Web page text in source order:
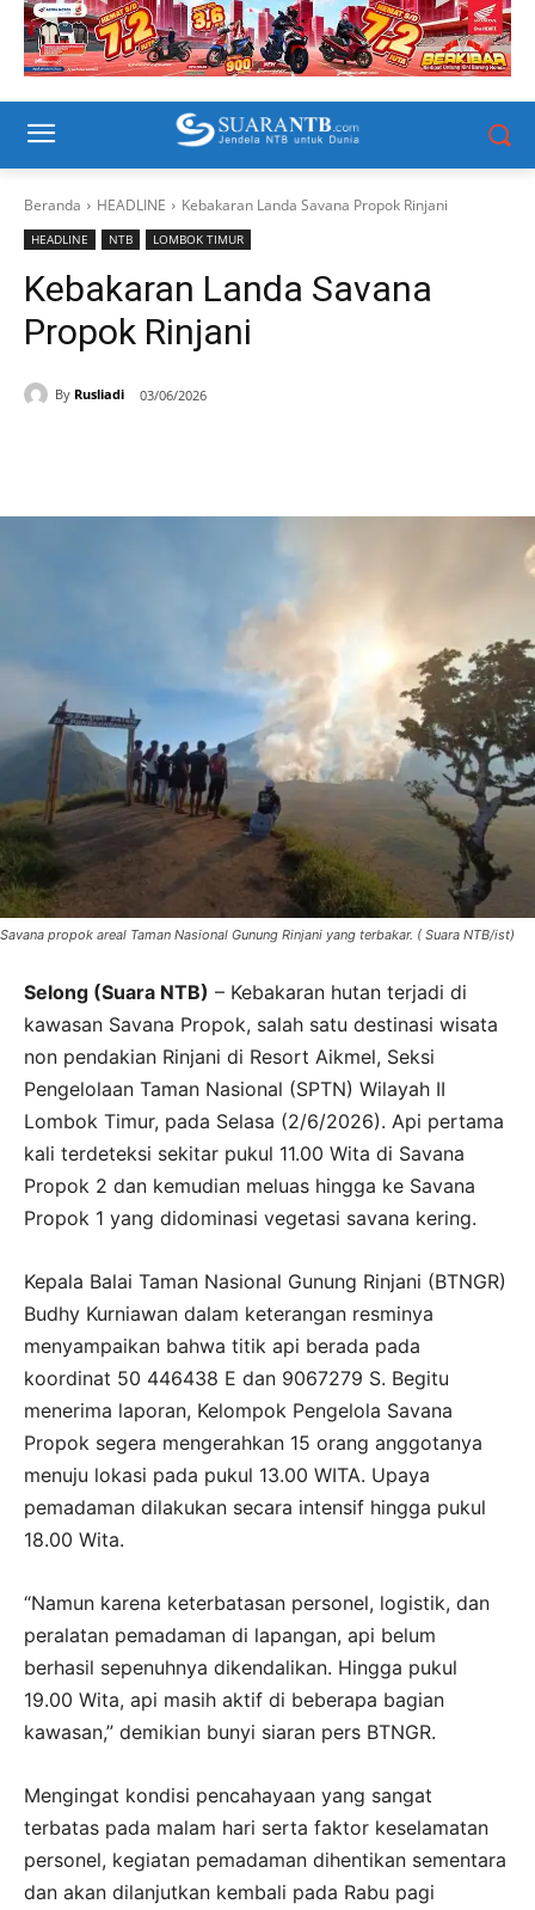
Beranda HEADLINE Kebakaran Landa Savana Propok Rinjani
HEADLINE NTB LOMBOK TIMUR
Kebakaran Landa Savana
Propok Rinjani
By Rusliadi 03/06/2026
Savana propok areal Taman Nasional Gunung Rinjani yang terbakar. ( Suara NTB/ist)
Selong (Suara NTB) – Kebakaran hutan terjadi di
kawasan Savana Propok, salah satu destinasi wisata
non pendakian Rinjani di Resort Aikmel, Seksi
Pengelolaan Taman Nasional (SPTN) Wilayah II
Lombok Timur, pada Selasa (2/6/2026). Api pertama
kali terdeteksi sekitar pukul 11.00 Wita di Savana
Propok 2 dan kemudian meluas hingga ke Savana
Propok 1 yang didominasi vegetasi savana kering.
Kepala Balai Taman Nasional Gunung Rinjani (BTNGR)
Budhy Kurniawan dalam keterangan resminya
menyampaikan bahwa titik api berada pada
koordinat 50 446438 E dan 9067279 S. Begitu
menerima laporan, Kelompok Pengelola Savana
Propok segera mengerahkan 15 orang anggotanya
menuju lokasi pada pukul 13.00 WITA. Upaya
pemadaman dilakukan secara intensif hingga pukul
18.00 Wita.
“Namun karena keterbatasan personel, logistik, dan
peralatan pemadaman di lapangan, api belum
berhasil sepenuhnya dikendalikan. Hingga pukul
19.00 Wita, api masih aktif di beberapa bagian
kawasan,” demikian bunyi siaran pers BTNGR.
Mengingat kondisi pencahayaan yang sangat
terbatas pada malam hari serta faktor keselamatan
personel, kegiatan pemadaman dihentikan sementara
dan akan dilanjutkan kembali pada Rabu pagi